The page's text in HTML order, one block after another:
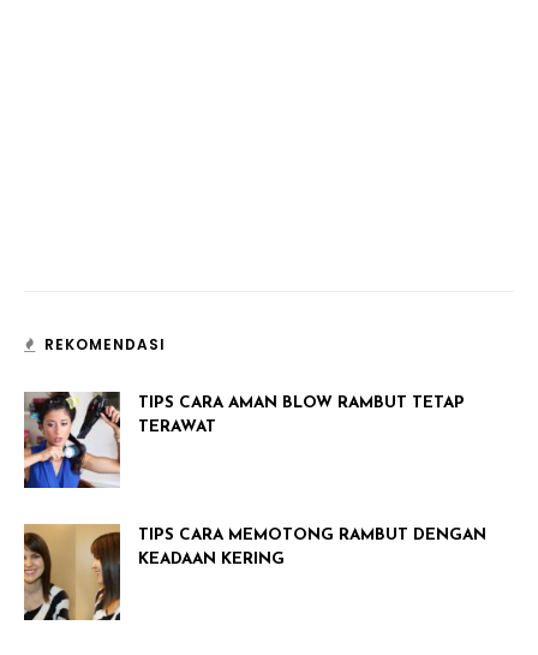
REKOMENDASI
TIPS CARA AMAN BLOW RAMBUT TETAP
TERAWAT
TIPS CARA MEMOTONG RAMBUT DENGAN
KEADAAN KERING